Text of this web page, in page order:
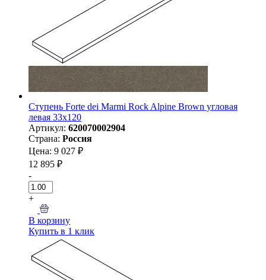
Ступень Forte dei Marmi Rock Alpine Brown угловая
левая 33x120
Артикул: 620070002904
Страна: Россия
Цена: 9 027 ₽
12 895 ₽
-
+
В корзину
Купить в 1 клик